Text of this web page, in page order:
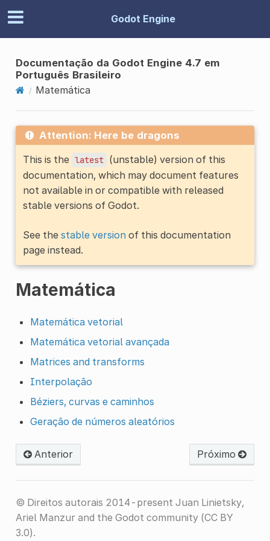
Godot Engine
Documentação da Godot Engine 4.7 em
Português Brasileiro
Matemática
Attention: Here be dragons
This is the latest (unstable) version of this
documentation, which may document features
not available in or compatible with released
stable versions of Godot.
See the stable versionof this documentation
page instead.
Matemática
Matemática vetorial
Matemática vetorial avançada
Matrices and transforms
Interpolação
Béziers, curvas e caminhos
Geração de números aleatórios
Anterior Próximo
© Direitos autorais 2014-present Juan Linietsky,
Ariel Manzur and the Godot community (CC BY
3.0).